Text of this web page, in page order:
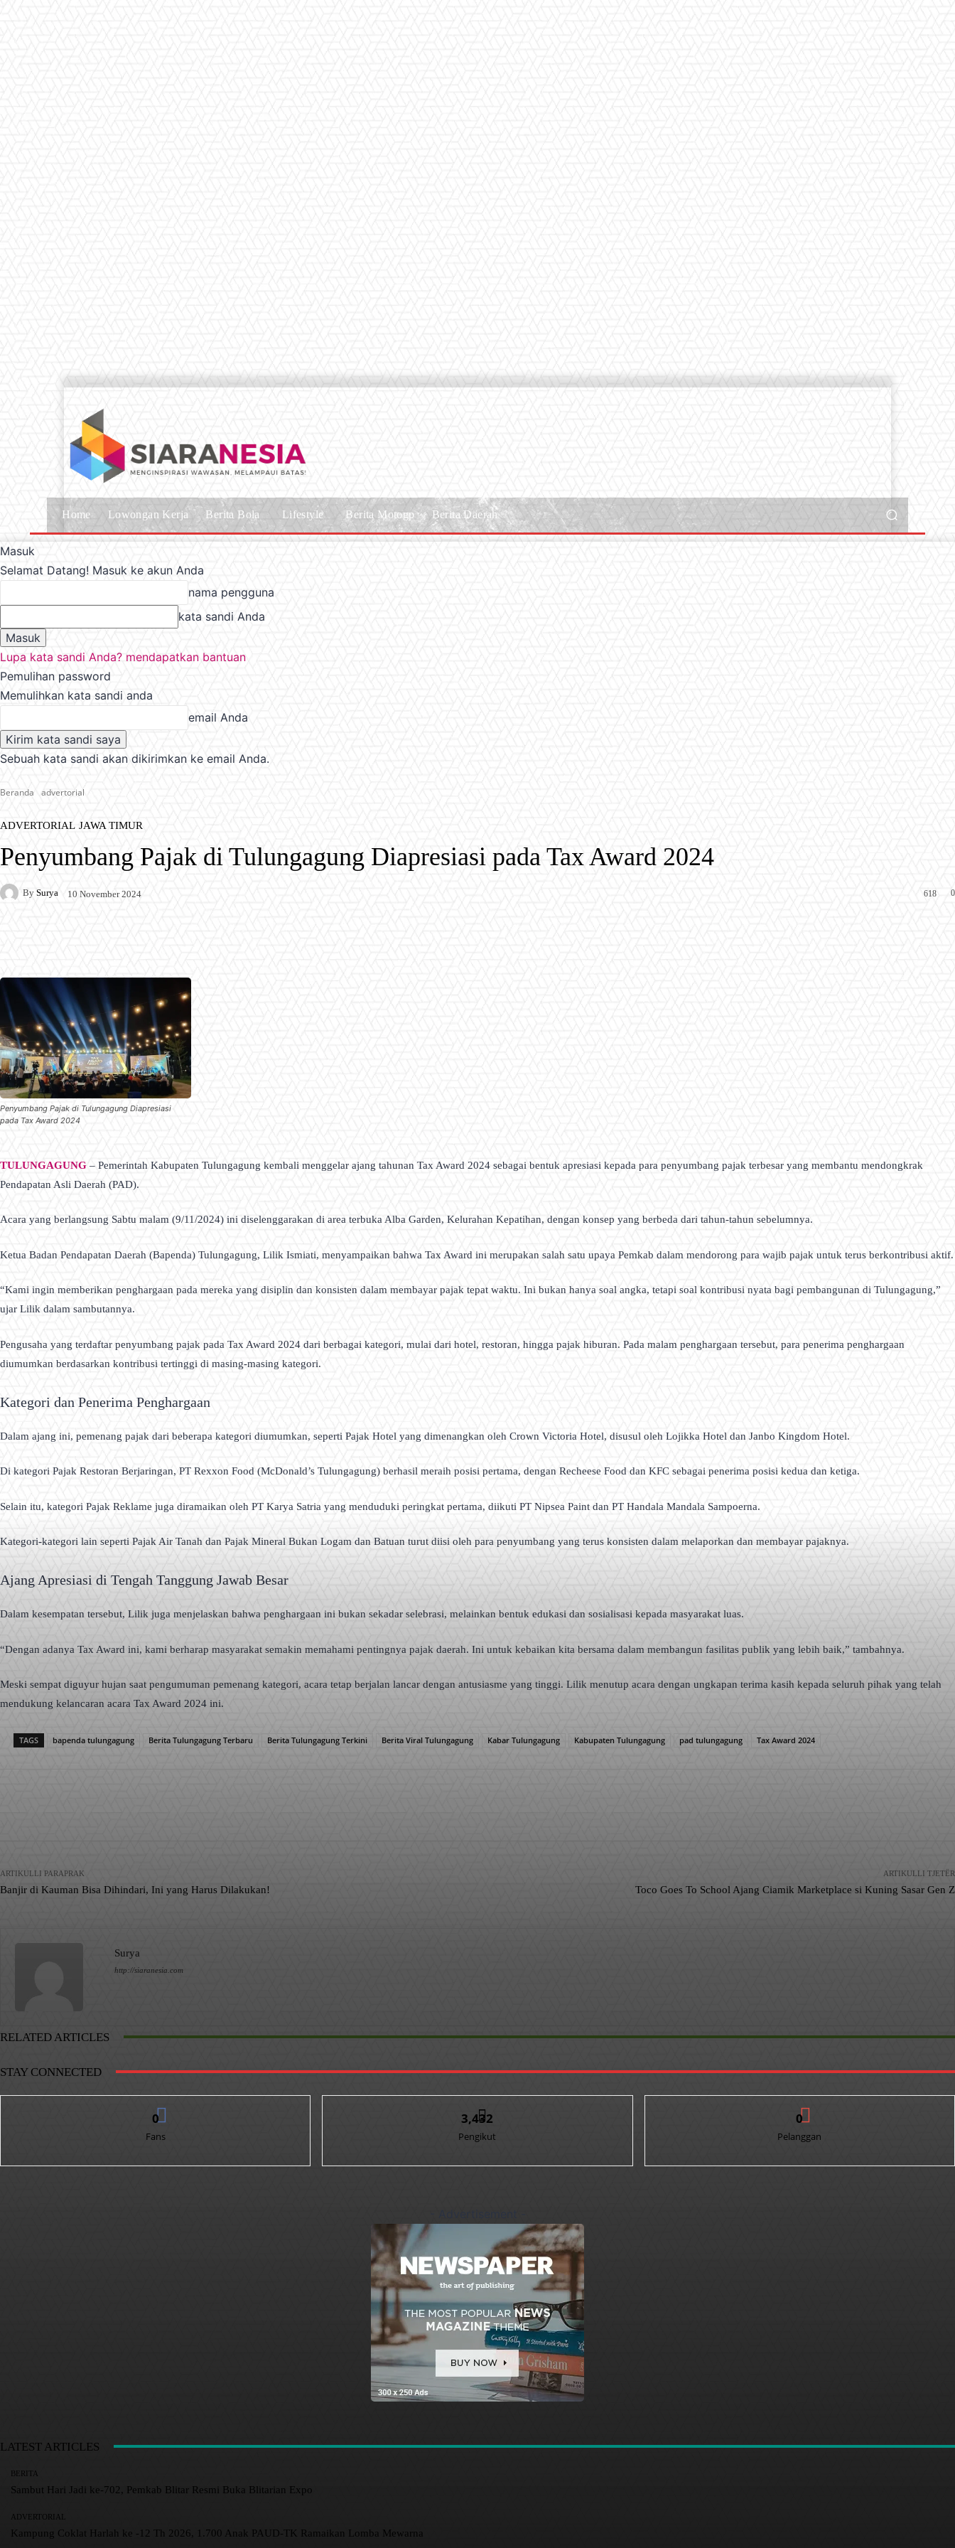
Home Lowongan Kerja Berita Bola Lifestyle Berita Motogp Berita Daerah
Masuk
Selamat Datang! Masuk ke akun Anda
nama pengguna
kata sandi Anda
Lupa kata sandi Anda? mendapatkan bantuan
Pemulihan password
Memulihkan kata sandi anda
email Anda
Sebuah kata sandi akan dikirimkan ke email Anda.
Beranda advertorial
ADVERTORIAL JAWA TIMUR
Penyumbang Pajak di Tulungagung Diapresiasi pada Tax Award 2024
By Surya 10 November 2024 0
618
Penyumbang Pajak di Tulungagung Diapresiasi
pada Tax Award 2024
TULUNGAGUNG – Pemerintah Kabupaten Tulungagung kembali menggelar ajang tahunan Tax Award 2024 sebagai bentuk apresiasi kepada para penyumbang pajak terbesar yang membantu mendongkrak
Pendapatan Asli Daerah (PAD).
Acara yang berlangsung Sabtu malam (9/11/2024) ini diselenggarakan di area terbuka Alba Garden, Kelurahan Kepatihan, dengan konsep yang berbeda dari tahun-tahun sebelumnya.
Ketua Badan Pendapatan Daerah (Bapenda) Tulungagung, Lilik Ismiati, menyampaikan bahwa Tax Award ini merupakan salah satu upaya Pemkab dalam mendorong para wajib pajak untuk terus berkontribusi aktif.
“Kami ingin memberikan penghargaan pada mereka yang disiplin dan konsisten dalam membayar pajak tepat waktu. Ini bukan hanya soal angka, tetapi soal kontribusi nyata bagi pembangunan di Tulungagung,”
ujar Lilik dalam sambutannya.
Pengusaha yang terdaftar penyumbang pajak pada Tax Award 2024 dari berbagai kategori, mulai dari hotel, restoran, hingga pajak hiburan. Pada malam penghargaan tersebut, para penerima penghargaan
diumumkan berdasarkan kontribusi tertinggi di masing-masing kategori.
Kategori dan Penerima Penghargaan
Dalam ajang ini, pemenang pajak dari beberapa kategori diumumkan, seperti Pajak Hotel yang dimenangkan oleh Crown Victoria Hotel, disusul oleh Lojikka Hotel dan Janbo Kingdom Hotel.
Di kategori Pajak Restoran Berjaringan, PT Rexxon Food (McDonald’s Tulungagung) berhasil meraih posisi pertama, dengan Recheese Food dan KFC sebagai penerima posisi kedua dan ketiga.
Selain itu, kategori Pajak Reklame juga diramaikan oleh PT Karya Satria yang menduduki peringkat pertama, diikuti PT Nipsea Paint dan PT Handala Mandala Sampoerna.
Kategori-kategori lain seperti Pajak Air Tanah dan Pajak Mineral Bukan Logam dan Batuan turut diisi oleh para penyumbang yang terus konsisten dalam melaporkan dan membayar pajaknya.
Ajang Apresiasi di Tengah Tanggung Jawab Besar
Dalam kesempatan tersebut, Lilik juga menjelaskan bahwa penghargaan ini bukan sekadar selebrasi, melainkan bentuk edukasi dan sosialisasi kepada masyarakat luas.
“Dengan adanya Tax Award ini, kami berharap masyarakat semakin memahami pentingnya pajak daerah. Ini untuk kebaikan kita bersama dalam membangun fasilitas publik yang lebih baik,” tambahnya.
Meski sempat diguyur hujan saat pengumuman pemenang kategori, acara tetap berjalan lancar dengan antusiasme yang tinggi. Lilik menutup acara dengan ungkapan terima kasih kepada seluruh pihak yang telah
mendukung kelancaran acara Tax Award 2024 ini.
TAGS bapenda tulungagung Berita Tulungagung Terbaru Berita Tulungagung Terkini Berita Viral Tulungagung Kabar Tulungagung Kabupaten Tulungagung pad tulungagung Tax Award 2024
ARTIKULLI PARAPRAK
Banjir di Kauman Bisa Dihindari, Ini yang Harus Dilakukan!
ARTIKULLI TJETËR
Toco Goes To School Ajang Ciamik Marketplace si Kuning Sasar Gen Z
Surya
http://siaranesia.com
RELATED ARTICLES
STAY CONNECTED
0
Fans
3,432
Pengikut
0
Pelanggan
LATEST ARTICLES
BERITA
Sambut Hari Jadi ke-702, Pemkab Blitar Resmi Buka Blitarian Expo
ADVERTORIAL
Kampung Coklat Harlah ke -12 Th 2026, 1.700 Anak PAUD-TK Ramaikan Lomba Mewarna